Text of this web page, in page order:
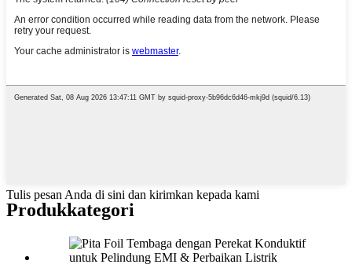
Tulis pesan Anda di sini dan kirimkan kepada kami
Produkkategori